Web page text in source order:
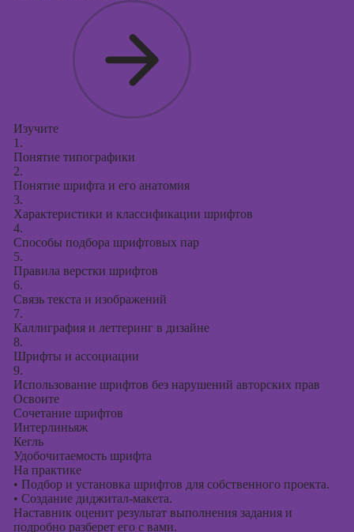
Изучите
1.
Понятие типографики
2.
Понятие шрифта и его анатомия
3.
Характеристики и классификации шрифтов
4.
Способы подбора шрифтовых пар
5.
Правила верстки шрифтов
6.
Связь текста и изображений
7.
Каллиграфия и леттеринг в дизайне
8.
Шрифты и ассоциации
9.
Использование шрифтов без нарушений авторских прав
Освоите
Сочетание шрифтов
Интерлиньяж
Кегль
Удобочитаемость шрифта
На практике
• Подбор и установка шрифтов для собственного проекта.
• Создание диджитал-макета.
Наставник оценит результат выполнения задания и
подробно разберет его с вами.